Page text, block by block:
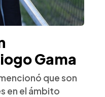
Gama
que son
en el ámbito